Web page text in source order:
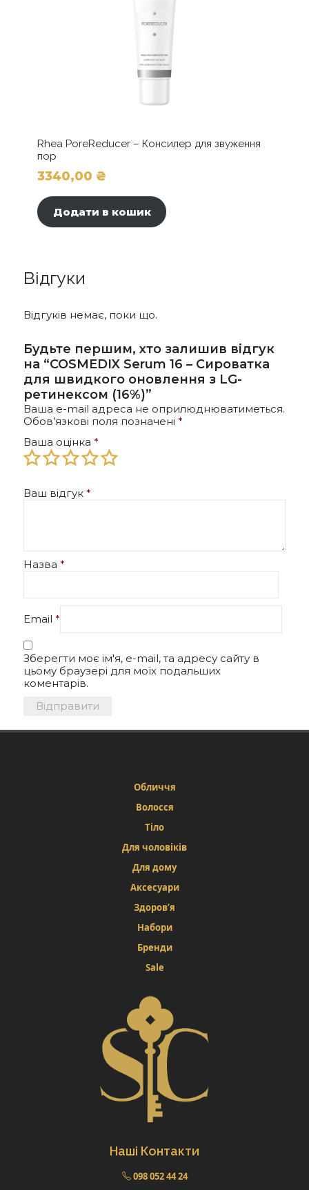
Rhea PoreReducer – Консилер для звуження
пор
3340,00 ₴
Додати в кошик
Відгуки
Відгуків немає, поки що.
Будьте першим, хто залишив відгук
на “COSMEDIX Serum 16 – Сироватка
для швидкого оновлення з LG-
ретинексом (16%)”
Ваша e-mail адреса не оприлюднюватиметься.
Обов’язкові поля позначені *
Ваша оцінка *
Ваш відгук *
Назва *
Email *
Зберегти моє ім'я, e-mail, та адресу сайту в
цьому браузері для моїх подальших
коментарів.
Обличчя
Волосся
Тіло
Для чоловіків
Для дому
Аксесуари
Здоров’я
Набори
Бренди
Sale
Наші Контакти
098 052 44 24